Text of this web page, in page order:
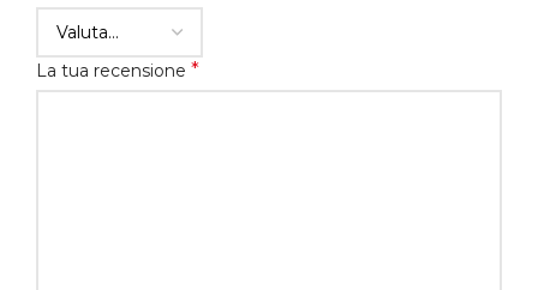
La tua recensione *